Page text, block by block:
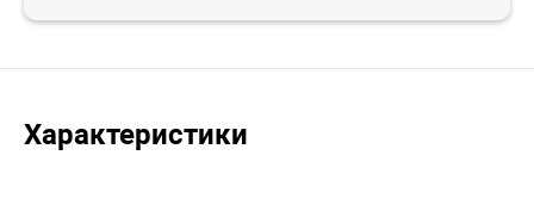
Характеристики